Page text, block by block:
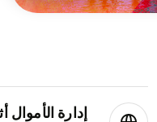
إدارة الأموال